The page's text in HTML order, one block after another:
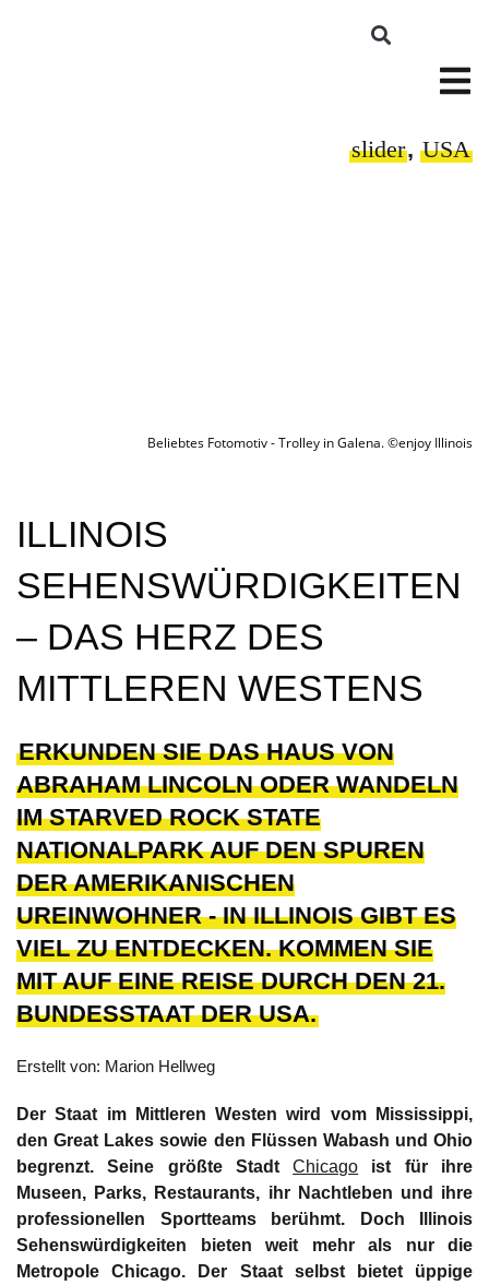
slider, USA
Beliebtes Fotomotiv - Trolley in Galena. ©enjoy Illinois
ILLINOIS
SEHENSWÜRDIGKEITEN
– DAS HERZ DES
MITTLEREN WESTENS
ERKUNDEN SIE DAS HAUS VON
ABRAHAM LINCOLN ODER WANDELN
IM STARVED ROCK STATE
NATIONALPARK AUF DEN SPUREN
DER AMERIKANISCHEN
UREINWOHNER - IN ILLINOIS GIBT ES
VIEL ZU ENTDECKEN. KOMMEN SIE
MIT AUF EINE REISE DURCH DEN 21.
BUNDESSTAAT DER USA.
Erstellt von: Marion Hellweg
Der Staat im Mittleren Westen wird vom Mississippi,
den Great Lakes sowie den Flüssen Wabash und Ohio
begrenzt. Seine größte StadtChicago ist für ihre
Museen, Parks, Restaurants, ihr Nachtleben und ihre
professionellen Sportteams berühmt. Doch Illinois
Sehenswürdigkeiten bieten weit mehr als nur die
Metropole Chicago. Der Staat selbst bietet üppige